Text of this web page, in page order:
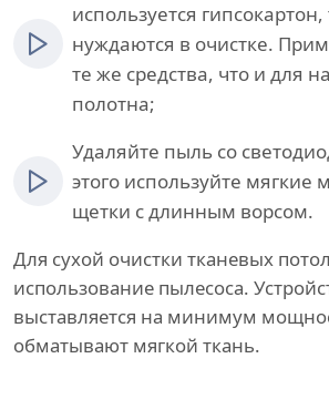
используется
нуждаются в очистке.
те же средства, что и для
полотна;
Удаляйте пыль со
этого используйте мягкие
щетки с длинным ворсом.
Для сухой очистки тканевых
использование пылесоса.
выставляется на минимум
обматывают мягкой ткань.